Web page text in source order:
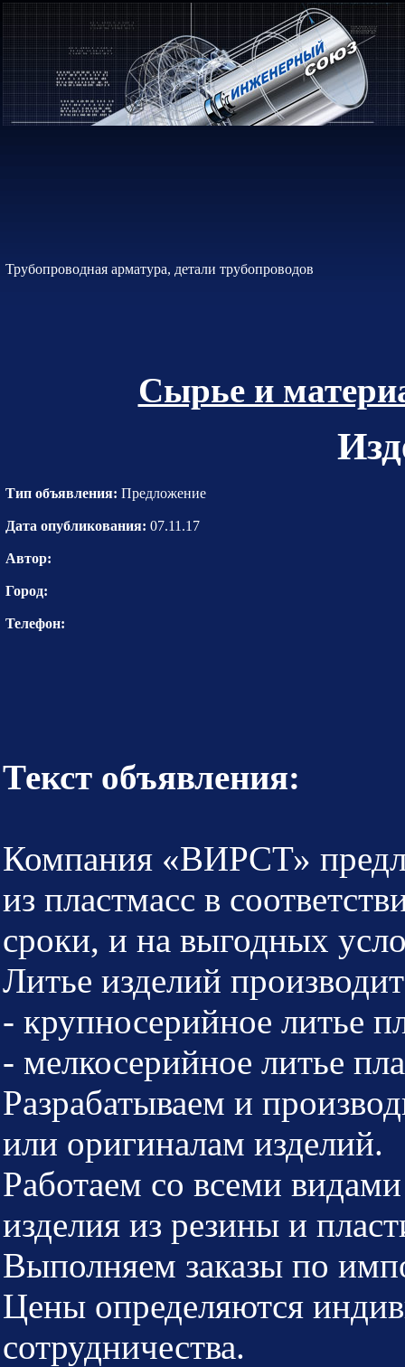
Трубопроводная арматура, детали трубопроводов
Сырье и
Тип объявления: Предложение
Дата опубликования: 07.11.17
Автор:
Город:
Телефон:
Текст объявления:
Компания «ВИРСТ»
из пластмасс в
сроки, и на выгодных
Литье изделий
- крупносерийное литье
- мелкосерийное литье
Разрабатываем и
или оригиналам изделий.
Работаем со всеми
изделия из резины и
Выполняем заказы по
Цены определяются
сотрудничества.